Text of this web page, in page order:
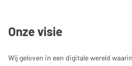
Onze visie
Wij geloven in een digitale wereld